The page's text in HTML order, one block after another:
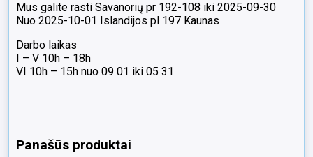
Mus galite rasti Savanorių pr 192-108 iki 2025-09-30
Nuo 2025-10-01 Islandijos pl 197 Kaunas
Darbo laikas
I – V 10h – 18h
VI 10h – 15h nuo 09 01 iki 05 31
Panašūs produktai